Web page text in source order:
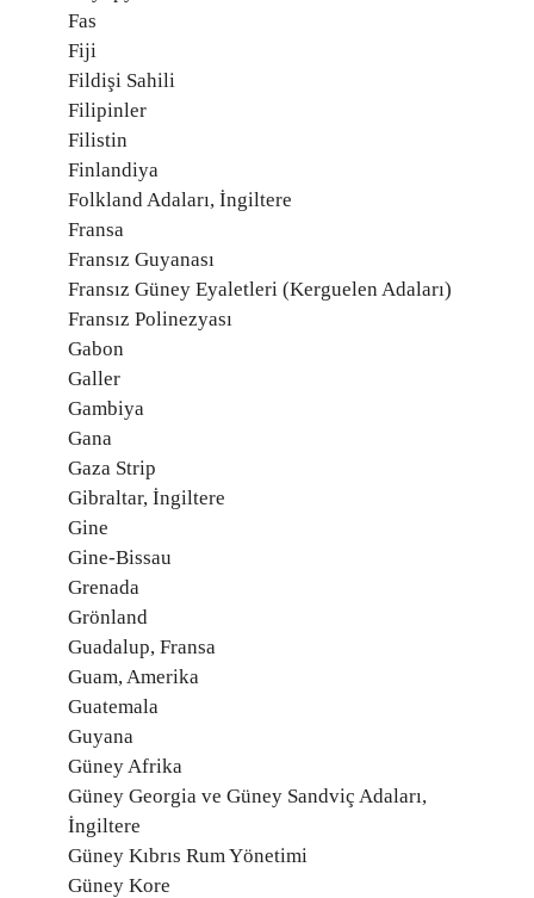
Fas
Fiji
Fildişi Sahili
Filipinler
Filistin
Finlandiya
Folkland Adaları, İngiltere
Fransa
Fransız Guyanası
Fransız Güney Eyaletleri (Kerguelen Adaları)
Fransız Polinezyası
Gabon
Galler
Gambiya
Gana
Gaza Strip
Gibraltar, İngiltere
Gine
Gine-Bissau
Grenada
Grönland
Guadalup, Fransa
Guam, Amerika
Guatemala
Guyana
Güney Afrika
Güney Georgia ve Güney Sandviç Adaları,
İngiltere
Güney Kıbrıs Rum Yönetimi
Güney Kore